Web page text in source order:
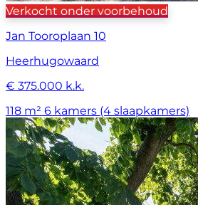
Verkocht onder voorbehoud
Jan Tooroplaan 10
Heerhugowaard
€ 375.000 k.k.
118 m² 6 kamers (4 slaapkamers)